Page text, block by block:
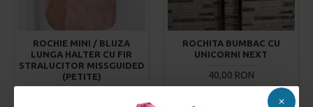
ROCHIE MINI / BLUZA
LUNGA HALTER CU FIR
STRALUCITOR MISSGUIDED
(PETITE)
ROCHITA BUMBAC CU
UNICORNI NEXT
40,00 RON